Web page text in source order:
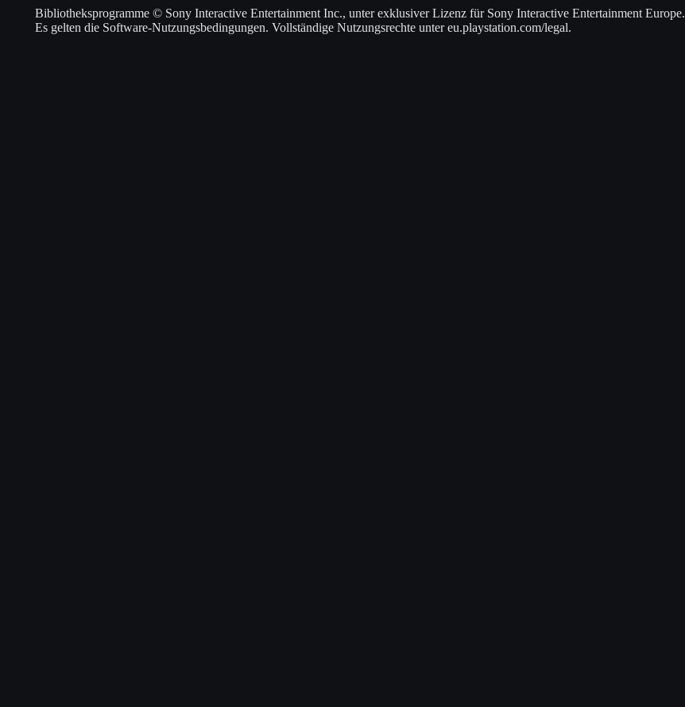
Bibliotheksprogramme © Sony Interactive Entertainment Inc., unter exklusiver Lizenz für Sony Interactive Entertainment Europe.
Es gelten die Software-Nutzungsbedingungen. Vollständige Nutzungsrechte unter eu.playstation.com/legal.